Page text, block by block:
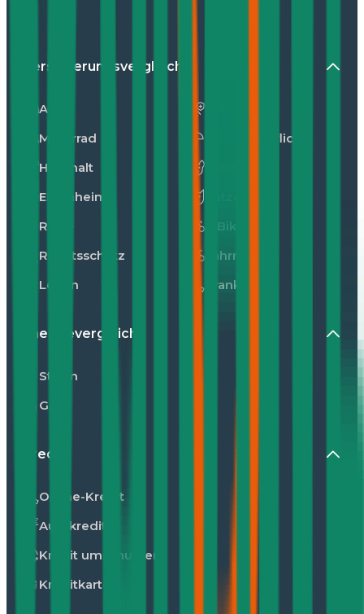
Versicherungsvergleiche
Auto
Motorrad
Haushalt
Eigenheim
Reise
Rechtsschutz
Leben
Privathaftpflicht
E-Bike
Fahrrad
Kranken
Energievergleiche
Strom
Gas
Kredit
Online-Kredit
Autokredit
Kredit umschulden
Kreditkarte